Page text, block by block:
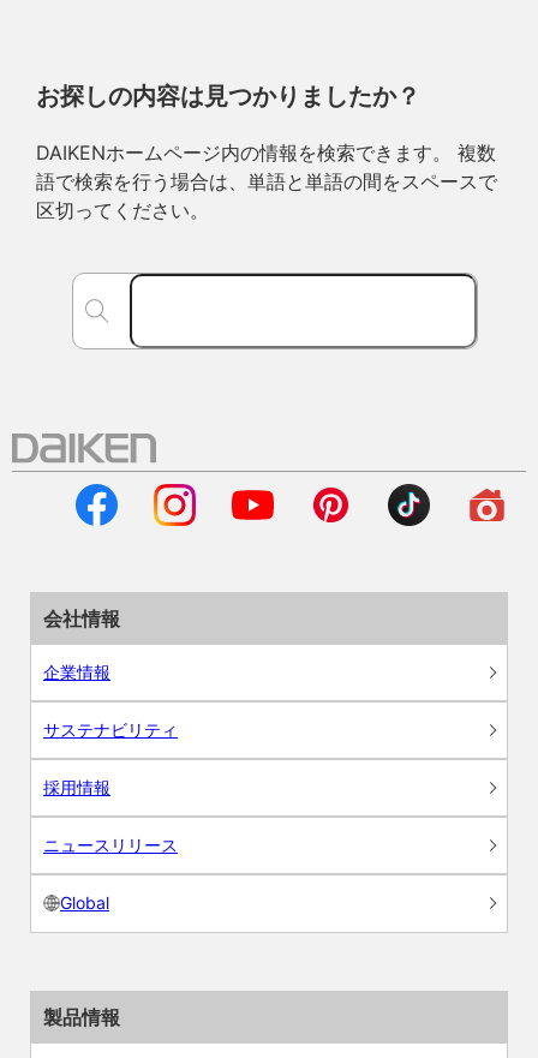
お探しの内容は見つかりましたか？
DAIKENホームページ内の情報を検索できます。 複数
語で検索を行う場合は、単語と単語の間をスペースで
区切ってください。
会社情報
企業情報
サステナビリティ
採用情報
ニュースリリース
Global
製品情報